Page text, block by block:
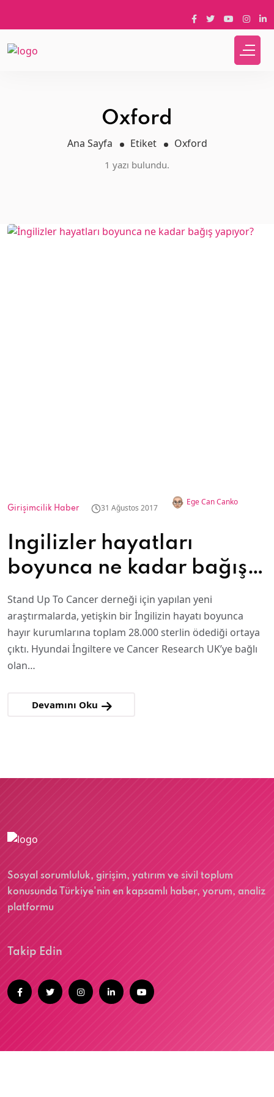
Oxford
Ana Sayfa Etiket Oxford
1 yazı bulundu.
Girişimcilik Haber 31 Ağustos 2017
Ege Can Canko
İngilizler hayatları
boyunca ne kadar bağış
yapıyor?
Stand Up To Cancer derneği için yapılan yeni
araştırmalarda, yetişkin bir İngilizin hayatı boyunca
hayır kurumlarına toplam 28.000 sterlin ödediği ortaya
çıktı. Hyundai İngiltere ve Cancer Research UK’ye bağlı
olan…
Devamını Oku
Sosyal sorumluluk, girişim, yatırım ve sivil toplum
konusunda Türkiye'nin en kapsamlı haber, yorum, analiz
platformu
Takip Edin